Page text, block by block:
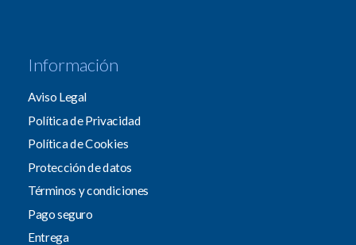
Información
Aviso Legal
Política de Privacidad
Política de Cookies
Protección de datos
Términos y condiciones
Pago seguro
Entrega